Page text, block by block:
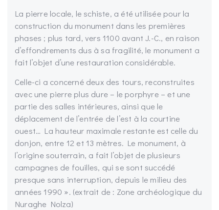
La pierre locale, le schiste, a été utilisée pour la
construction du monument dans les premières
phases ; plus tard, vers 1100 avant J.-C., en raison
d’effondrements dus à sa fragilité, le monument a
fait l’objet d’une restauration considérable.
Celle-ci a concerné deux des tours, reconstruites
avec une pierre plus dure – le porphyre – et une
partie des salles intérieures, ainsi que le
déplacement de l’entrée de l’est à la courtine
ouest… La hauteur maximale restante est celle du
donjon, entre 12 et 13 mètres. Le monument, à
l’origine souterrain, a fait l’objet de plusieurs
campagnes de fouilles, qui se sont succédé
presque sans interruption, depuis le milieu des
années 1990 ». (extrait de : Zone archéologique du
Nuraghe Nolza)